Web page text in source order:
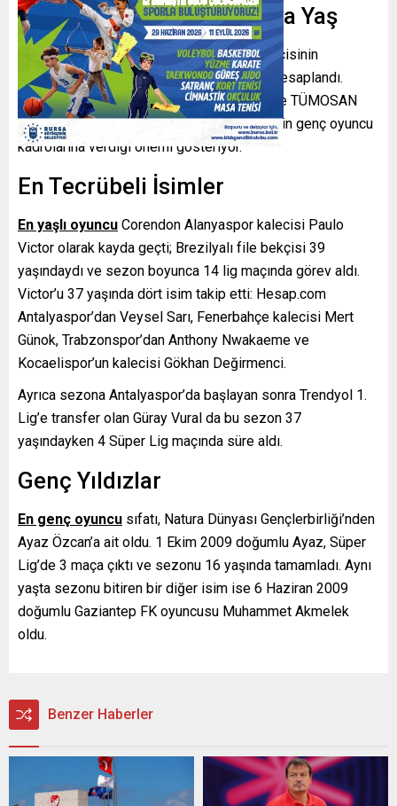
Genç Kafileler ve Ortalama Yaş
En genç takımGöztepe oldu; İzmir temsilcisinin
oyuncularının yaş ortalaması 25,06 olarak hesaplandı.
Göztepe’yi az farkla Trabzonspor (25,08) ve TÜMOSAN
Konyaspor (25,67) izledi. Bu veriler, ekiplerin genç oyuncu
kadrolarına verdiği önemi gösteriyor.
En Tecrübeli İsimler
En yaşlı oyuncu Corendon Alanyaspor kalecisi Paulo
Victor olarak kayda geçti; Brezilyalı file bekçisi 39
yaşındaydı ve sezon boyunca 14 lig maçında görev aldı.
Victor’u 37 yaşında dört isim takip etti: Hesap.com
Antalyaspor’dan Veysel Sarı, Fenerbahçe kalecisi Mert
Günok, Trabzonspor’dan Anthony Nwakaeme ve
Kocaelispor’un kalecisi Gökhan Değirmenci.
Ayrıca sezona Antalyaspor’da başlayan sonra Trendyol 1.
Lig’e transfer olan Güray Vural da bu sezon 37
yaşındayken 4 Süper Lig maçında süre aldı.
Genç Yıldızlar
En genç oyuncu sıfatı, Natura Dünyası Gençlerbirliği’nden
Ayaz Özcan’a ait oldu. 1 Ekim 2009 doğumlu Ayaz, Süper
Lig’de 3 maça çıktı ve sezonu 16 yaşında tamamladı. Aynı
yaşta sezonu bitiren bir diğer isim ise 6 Haziran 2009
doğumlu Gaziantep FK oyuncusu Muhammet Akmelek
oldu.
Benzer Haberler